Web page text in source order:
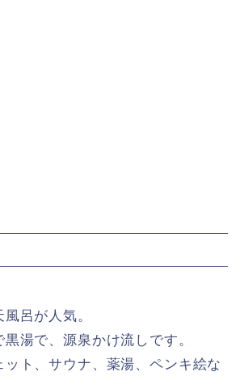
呂が人気。
湯で、源泉かけ流しです。
ト、サウナ、薬湯、ペンキ絵な